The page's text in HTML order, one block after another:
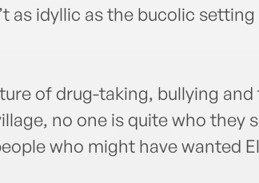
as idyllic as the bucolic
of drug-taking, bullying
no one is quite who they
who might have wanted